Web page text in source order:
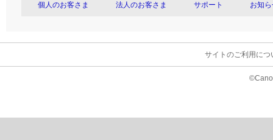
個人のお客さま 法人のお客さま サポート お知
サイトのご利用につ